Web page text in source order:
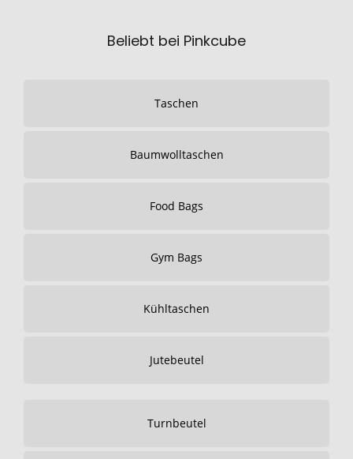
Beliebt bei Pinkcube
Taschen
Baumwolltaschen
Food Bags
Gym Bags
Kühltaschen
Jutebeutel
Turnbeutel